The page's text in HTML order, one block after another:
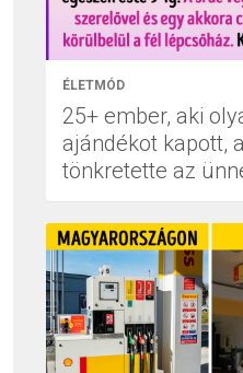
ÉLETMÓD
25+ ember, aki
ajándékot kapott,
tönkretette az